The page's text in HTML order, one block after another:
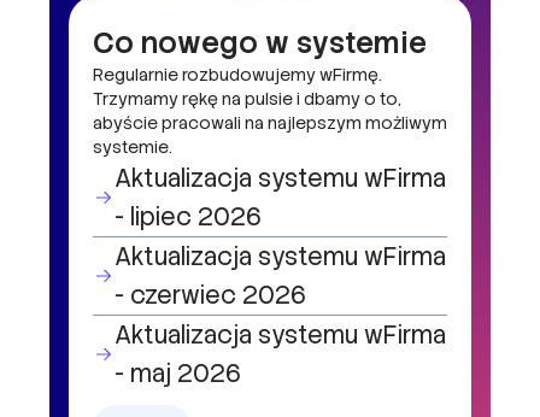
Co nowego w systemie
Regularnie rozbudowujemy wFirmę.
Trzymamy rękę na pulsie i dbamy o to,
abyście pracowali na najlepszym możliwym
systemie.
Aktualizacja systemu wFirma
- lipiec 2026
Aktualizacja systemu wFirma
- czerwiec 2026
Aktualizacja systemu wFirma
- maj 2026